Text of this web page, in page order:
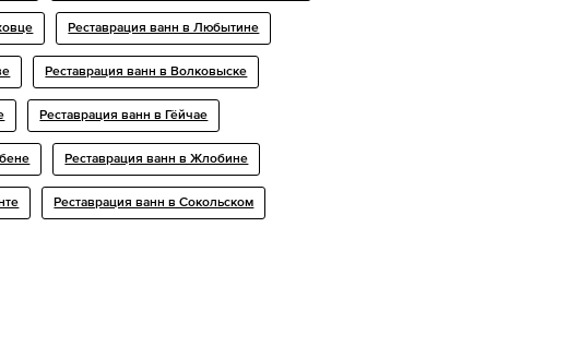
Реставрация ванн в Любытине
Реставрация ванн в Волковыске
Реставрация ванн в Гёйчае
Реставрация ванн в Жлобине
Реставрация ванн в Сокольском